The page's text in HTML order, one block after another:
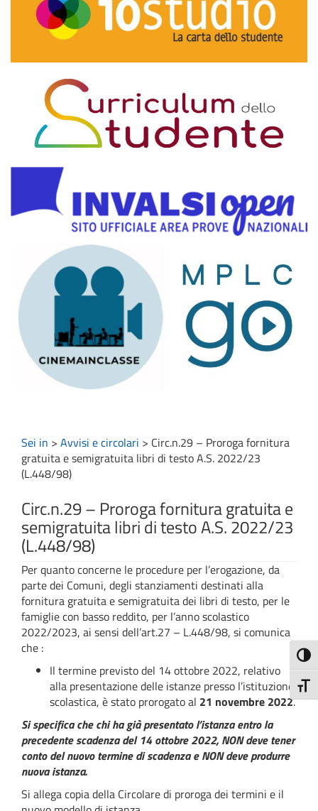
Sei in > Avvisi e circolari > Circ.n.29 – Proroga fornitura
gratuita e semigratuita libri di testo A.S. 2022/23
(L.448/98)
Circ.n.29 – Proroga fornitura gratuita e
semigratuita libri di testo A.S. 2022/23
(L.448/98)
Per quanto concerne le procedure per l’erogazione, da
parte dei Comuni, degli stanziamenti destinati alla
fornitura gratuita e semigratuita dei libri di testo, per le
famiglie con basso reddito, per l’anno scolastico
2022/2023, ai sensi dell’art.27 – L.448/98, si comunica
che :
Il termine previsto del 14 ottobre 2022, relativo
alla presentazione delle istanze presso l’istituzione
scolastica, è stato prorogato al 21 novembre 2022.
Si specifica che chi ha già presentato l’istanza entro la
precedente scadenza del 14 ottobre 2022, NON deve tener
conto del nuovo termine di scadenza e NON deve produrre
nuova istanza.
Si allega copia della Circolare di proroga dei termini e il